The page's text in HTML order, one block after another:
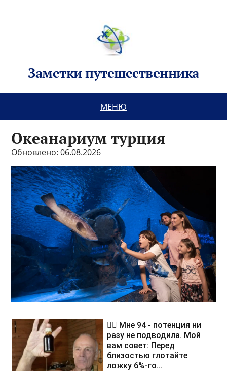
Заметки путешественника
МЕНЮ
Океанариум турция
Обновлено: 06.08.2026
❤️‍🔥 Мне 94 - потенция ни
разу не подводила. Мой
вам совет: Перед
близостью глотайте
ложку 6%-го...